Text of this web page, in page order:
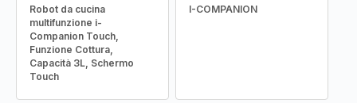
Robot da cucina
multifunzione i-
Companion Touch,
Funzione Cottura,
Capacità 3L, Schermo
Touch
I-COMPANION